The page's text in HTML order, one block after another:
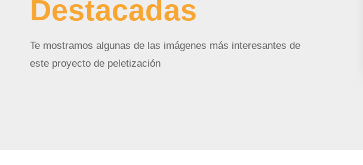
Destacadas
Te mostramos algunas de las imágenes más interesantes de
este proyecto de peletización